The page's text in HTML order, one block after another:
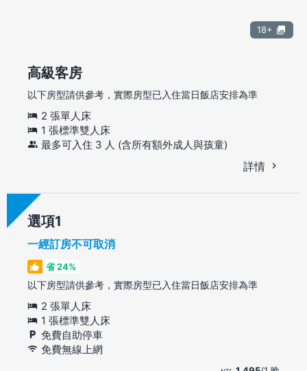
18+
高級客房
以下房型請供參考，實際房型已入住當日飯店安排為準
2 張單人床
1 張標準雙人床
最多可入住 3 人 (含所有額外成人與孩童)
詳情
選項
一經訂房不可取消
省 24%
以下房型請供參考，實際房型已入住當日飯店安排為準
2 張單人床
1 張標準雙人床
免費自助停車
免費無線上網